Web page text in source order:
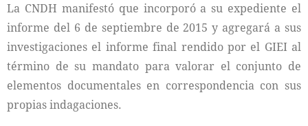
La CNDH manifestó que incorporó a su expediente el
informe del 6 de septiembre de 2015 y agregará a sus
investigaciones el informe final rendido por el GIEI al
término de su mandato para valorar el conjunto de
elementos documentales en correspondencia con sus
propias indagaciones.